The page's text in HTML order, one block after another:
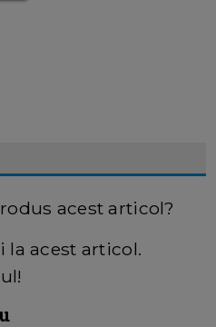
acest articol?
la acest articol.